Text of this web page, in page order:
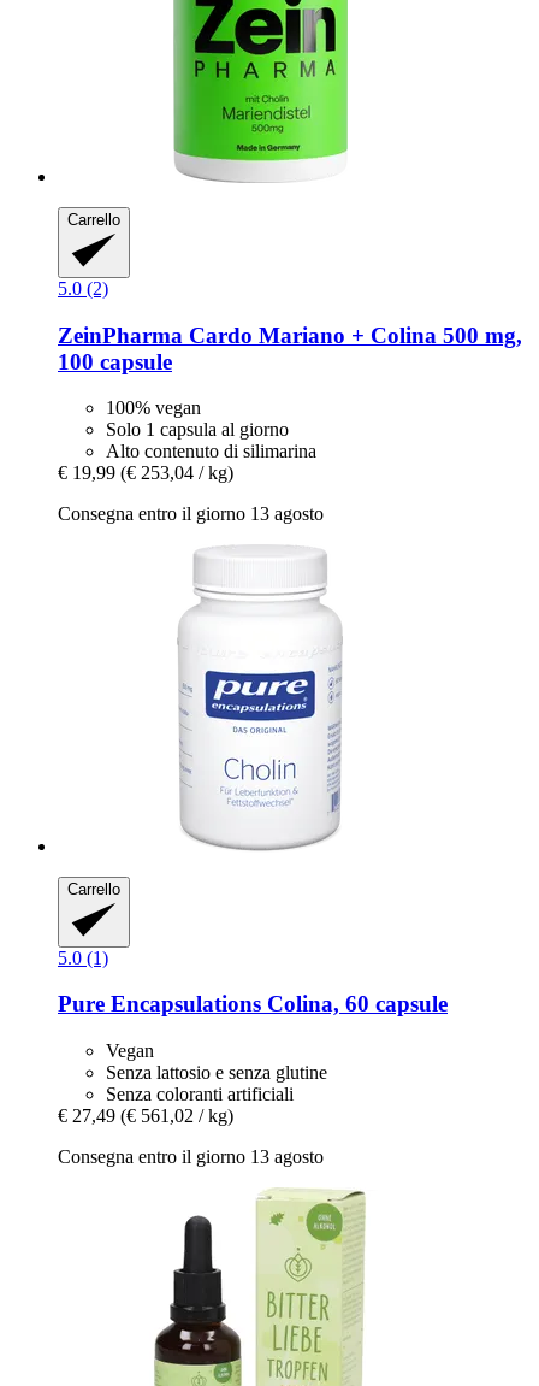
Carrello
5.0 (2)
ZeinPharma Cardo Mariano + Colina 500 mg,
100 capsule
100% vegan
Solo 1 capsula al giorno
Alto contenuto di silimarina
€ 19,99 (€ 253,04 / kg)
Consegna entro il giorno 13 agosto
Carrello
5.0 (1)
Pure Encapsulations Colina, 60 capsule
Vegan
Senza lattosio e senza glutine
Senza coloranti artificiali
€ 27,49 (€ 561,02 / kg)
Consegna entro il giorno 13 agosto